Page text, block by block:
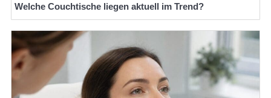
Welche Couchtische liegen aktuell im Trend?